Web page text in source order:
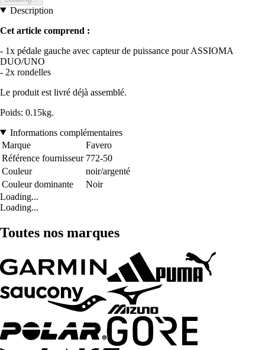
Description
Cet article comprend :
- 1x pédale gauche avec capteur de puissance pour ASSIOMA
DUO/UNO
- 2x rondelles
Le produit est livré déjà assemblé.
Poids: 0.15kg.
Informations complémentaires
Marque
Favero
Référence fournisseur 772-50
Couleur
noir/argenté
Couleur dominante
Noir
Loading...
Loading...
Toutes nos marques